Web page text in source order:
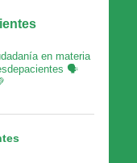
en materia
🗣